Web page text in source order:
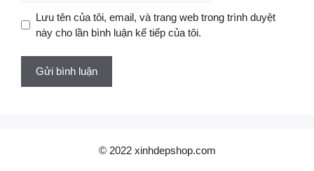
Lưu tên của tôi, email, và trang web trong trình duyệt
này cho lần bình luận kế tiếp của tôi.
© 2022 xinhdepshop.com